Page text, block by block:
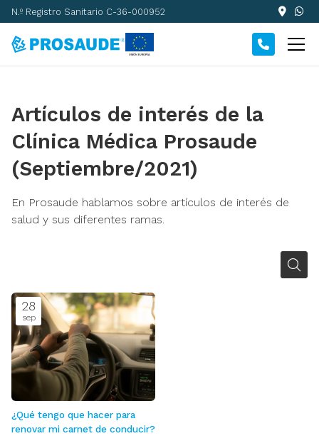
N.º Registro Sanitario C-36-000952
Artículos de interés de la
Clínica Médica Prosaude
(Septiembre/2021)
En Prosaude hablamos sobre artículos de interés de
salud y sus diferentes ramas.
28
sep
¿Qué tengo que hacer para
renovar mi carnet de conducir?